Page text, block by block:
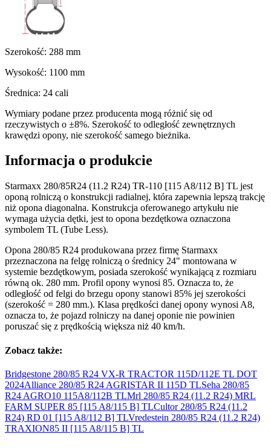
Szerokość: 288 mm
Wysokość: 1100 mm
Średnica: 24 cali
Wymiary podane przez producenta mogą różnić się od
rzeczywistych o ±8%. Szerokość to odległość zewnętrznych
krawędzi opony, nie szerokość samego bieżnika.
Informacja o produkcie
Starmaxx 280/85R24 (11.2 R24) TR-110 [115 A8/112 B] TL jest
oponą rolniczą o konstrukcji radialnej, która zapewnia lepszą trakcję
niż opona diagonalna. Konstrukcja oferowanego artykułu nie
wymaga użycia dętki, jest to opona bezdętkowa oznaczona
symbolem TL (Tube Less).
Opona 280/85 R24 produkowana przez firmę Starmaxx
przeznaczona na felgę rolniczą o średnicy 24" montowana w
systemie bezdętkowym, posiada szerokość wynikającą z rozmiaru
równą ok. 280 mm. Profil opony wynosi 85. Oznacza to, że
odległość od felgi do brzegu opony stanowi 85% jej szerokości
(szerokość = 280 mm.). Klasa prędkości danej opony wynosi A8,
oznacza to, że pojazd rolniczy na danej oponie nie powinien
poruszać się z prędkością większa niż 40 km/h.
Zobacz także:
Bridgestone 280/85 R24 VX-R TRACTOR 115D/112E TL DOT
2024Alliance 280/85 R24 AGRISTAR II 115D TLSeha 280/85
R24 AGRO10 115A8/112B TLMrl 280/85 R24 (11.2 R24) MRL
FARM SUPER 85 [115 A8/115 B] TLCultor 280/85 R24 (11.2
R24) RD 01 [115 A8/112 B] TLVredestein 280/85 R24 (11.2 R24)
TRAXION85 II [115 A8/115 B] TL